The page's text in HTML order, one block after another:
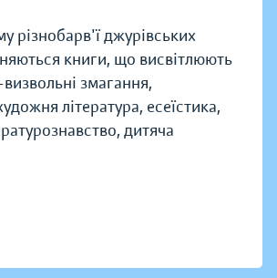
різнобарв'ї джурівських
книги, що висвітлюють
змагання,
література, есеїстика,
дитяча